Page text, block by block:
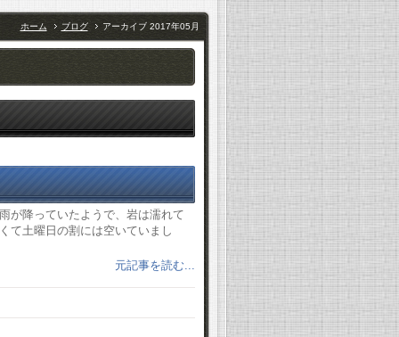
ホーム ブログ アーカイブ 2017年05月
が降っていたようで、岩は濡れて
て土曜日の割には空いていまし
元記事を読む...